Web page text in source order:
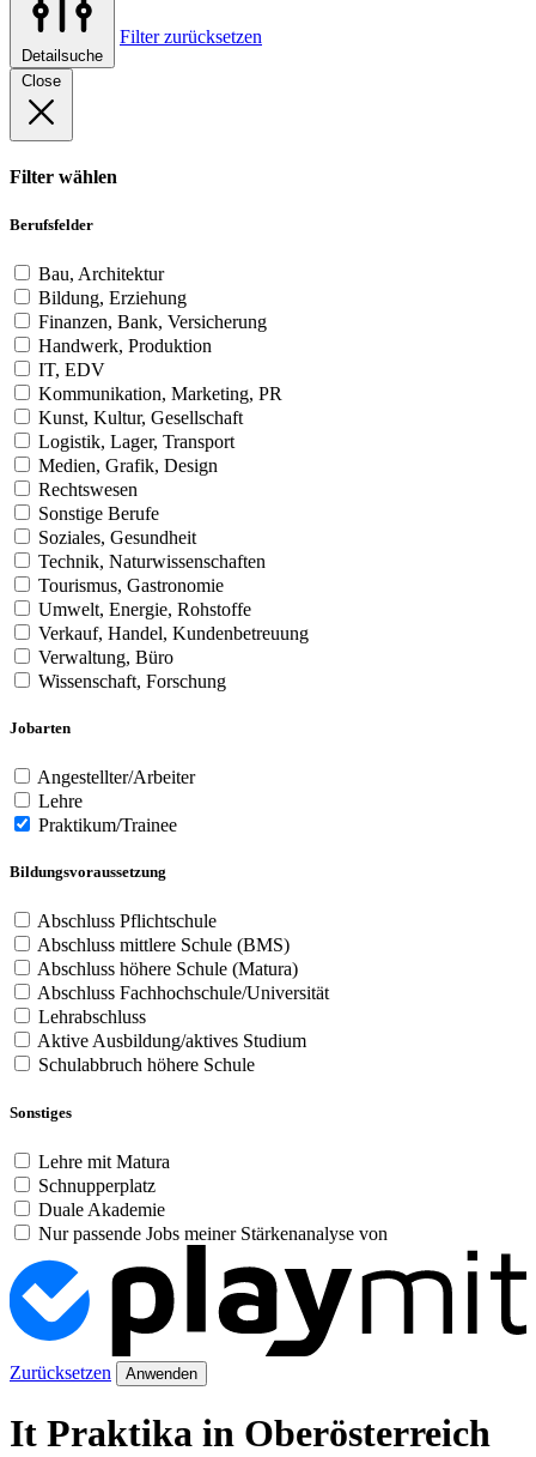
Detailsuche
Filter zurücksetzen
Close
Filter wählen
Berufsfelder
Bau, Architektur
Bildung, Erziehung
Finanzen, Bank, Versicherung
Handwerk, Produktion
IT, EDV
Kommunikation, Marketing, PR
Kunst, Kultur, Gesellschaft
Logistik, Lager, Transport
Medien, Grafik, Design
Rechtswesen
Sonstige Berufe
Soziales, Gesundheit
Technik, Naturwissenschaften
Tourismus, Gastronomie
Umwelt, Energie, Rohstoffe
Verkauf, Handel, Kundenbetreuung
Verwaltung, Büro
Wissenschaft, Forschung
Jobarten
Angestellter/Arbeiter
Lehre
Praktikum/Trainee
Bildungsvoraussetzung
Abschluss Pflichtschule
Abschluss mittlere Schule (BMS)
Abschluss höhere Schule (Matura)
Abschluss Fachhochschule/Universität
Lehrabschluss
Aktive Ausbildung/aktives Studium
Schulabbruch höhere Schule
Sonstiges
Lehre mit Matura
Schnupperplatz
Duale Akademie
Nur passende Jobs meiner Stärkenanalyse von
Zurücksetzen Anwenden
It Praktika in Oberösterreich